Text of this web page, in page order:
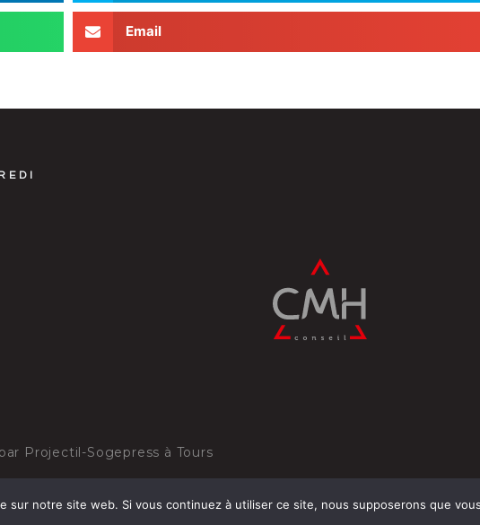
Email
Projectil-Sogepress à Tours
sur notre site web. Si vous continuez à utiliser ce site, nous supposerons que